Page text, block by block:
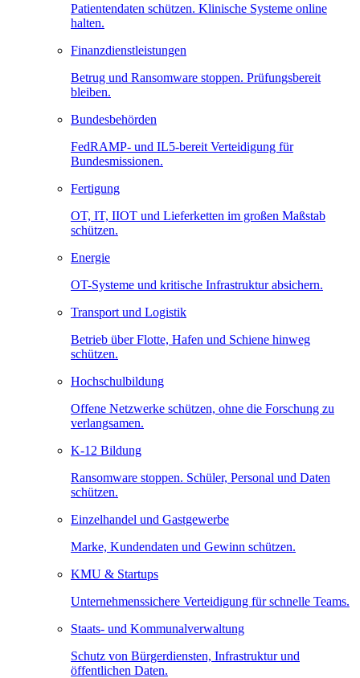
Patientendaten schützen. Klinische Systeme online
halten.
Finanzdienstleistungen
Betrug und Ransomware stoppen. Prüfungsbereit
bleiben.
Bundesbehörden
FedRAMP- und IL5-bereit Verteidigung für
Bundesmissionen.
Fertigung
OT, IT, IIOT und Lieferketten im großen Maßstab
schützen.
Energie
OT-Systeme und kritische Infrastruktur absichern.
Transport und Logistik
Betrieb über Flotte, Hafen und Schiene hinweg
schützen.
Hochschulbildung
Offene Netzwerke schützen, ohne die Forschung zu
verlangsamen.
K-12 Bildung
Ransomware stoppen. Schüler, Personal und Daten
schützen.
Einzelhandel und Gastgewerbe
Marke, Kundendaten und Gewinn schützen.
KMU & Startups
Unternehmenssichere Verteidigung für schnelle Teams.
Staats- und Kommunalverwaltung
Schutz von Bürgerdiensten, Infrastruktur und
öffentlichen Daten.